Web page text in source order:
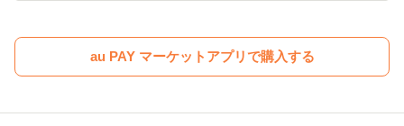
au PAY マーケットアプリで購入する